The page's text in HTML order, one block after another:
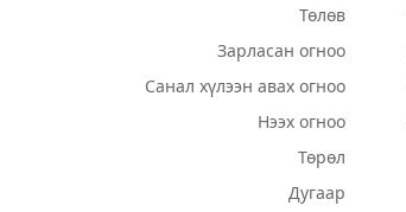
Төлөв
Зарласан огноо
Санал хүлээн авах огноо
Нээх огноо
Төрөл
Дугаар